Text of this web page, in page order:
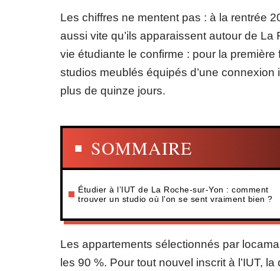
Les chiffres ne mentent pas : à la rentrée
aussi vite qu’ils apparaissent autour de La
vie étudiante le confirme : pour la
studios meublés équipés d’une
plus de quinze jours.
SOMMAIRE
Étudier à l’IUT de La Roche-sur-Yon : comment
trouver un studio où l’on se sent vraiment bien ?
Les appartements sélectionnés par
les 90 %. Pour tout nouvel inscrit à l’IUT,